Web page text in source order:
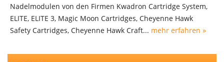
Nadelmodulen von den Firmen Kwadron Cartridge System,
ELITE, ELITE 3, Magic Moon Cartridges, Cheyenne Hawk
Safety Cartridges, Cheyenne Hawk Craft... mehr erfahren »